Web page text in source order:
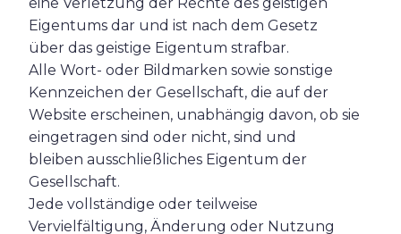
Eigentums dar und ist nach dem Gesetz
über das geistige Eigentum strafbar.
Alle Wort- oder Bildmarken sowie sonstige
Kennzeichen der Gesellschaft, die auf der
Website erscheinen, unabhängig davon, ob sie
eingetragen sind oder nicht, sind und
bleiben ausschließliches Eigentum der
Gesellschaft.
Jede vollständige oder teilweise
Vervielfältigung, Änderung oder Nutzung